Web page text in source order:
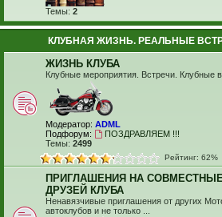
Темы: 2
КЛУБНАЯ ЖИЗНЬ. РЕАЛЬНЫЕ
ЖИЗНЬ КЛУБА
Клубные мероприятия. Встречи. Клубные
Модератор: ADML
Подфорум:
ПОЗДРАВЛЯЕМ !!!
Темы: 2499
Рейтинг: 62%
ПРИГЛАШЕНИЯ НА
ДРУЗЕЙ КЛУБА
Ненавязчивые приглашения от других
автоклубов и не только ...